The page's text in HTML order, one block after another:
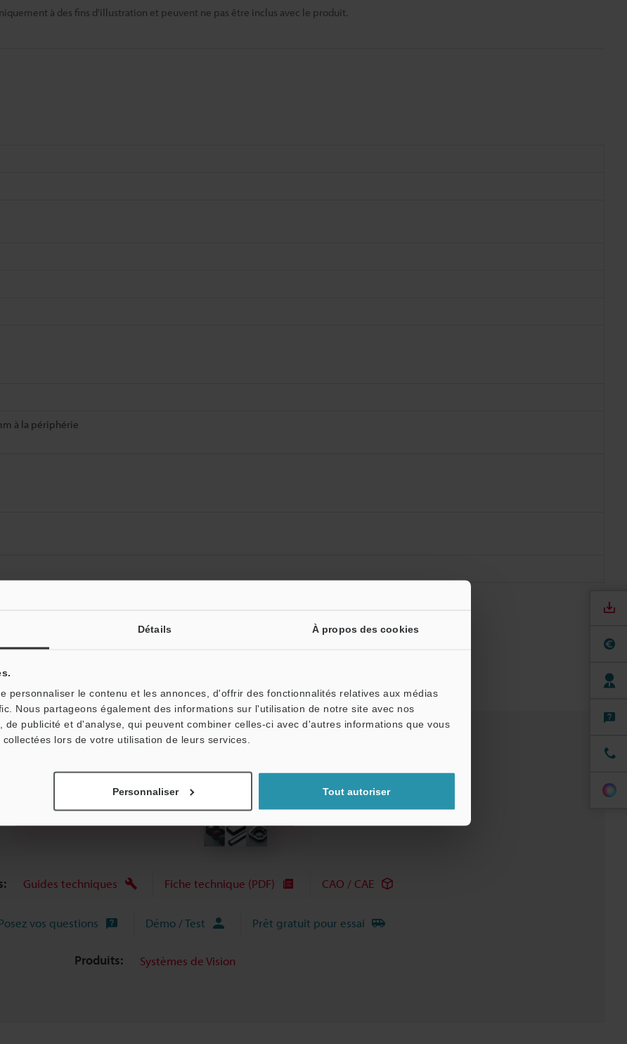
Détails À propos des cookies
personnaliser le contenu et les annonces, d'offrir des fonctionnalités relatives aux médias
Nous partageons également des informations sur l'utilisation de notre site avec nos
de publicité et d'analyse, qui peuvent combiner celles-ci avec d'autres informations que vous
lors de votre utilisation de leurs services.
Personnaliser Tout autoriser
à des fins d'illustration et peuvent ne pas être inclus avec le produit.
à la périphérie
Fiche technique (PDF)
Guides techniques Fiche technique (PDF) CAO / CAE
vos questions Démo / Test Prêt gratuit pour essai
Produits: Systèmes de Vision